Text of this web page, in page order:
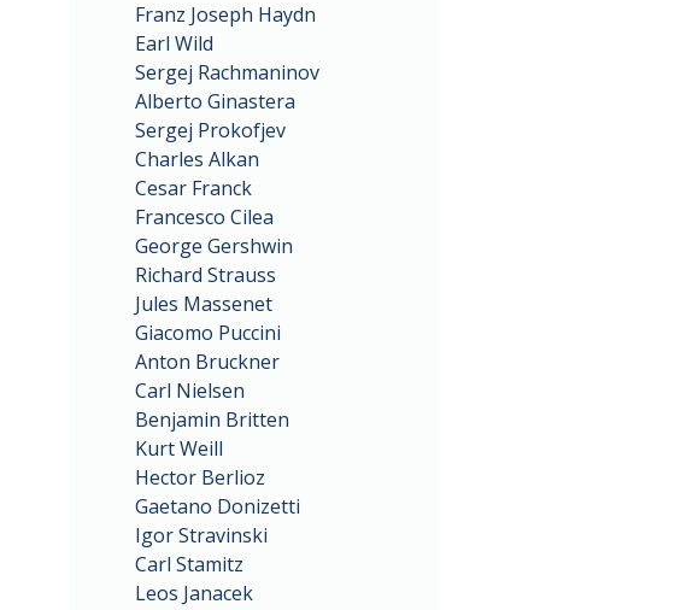
Franz Joseph Haydn
Earl Wild
Sergej Rachmaninov
Alberto Ginastera
Sergej Prokofjev
Charles Alkan
Cesar Franck
Francesco Cilea
George Gershwin
Richard Strauss
Jules Massenet
Giacomo Puccini
Anton Bruckner
Carl Nielsen
Benjamin Britten
Kurt Weill
Hector Berlioz
Gaetano Donizetti
Igor Stravinski
Carl Stamitz
Leos Janacek